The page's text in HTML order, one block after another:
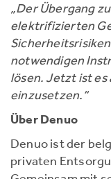
„Der Übergang
elektrifizierten
notwendigen
lösen. Jetzt ist
einzusetzen.“
Über Denuo
Denuo ist der
privaten